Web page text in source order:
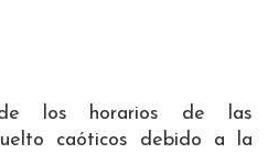
los horarios de las
caóticos debido a la